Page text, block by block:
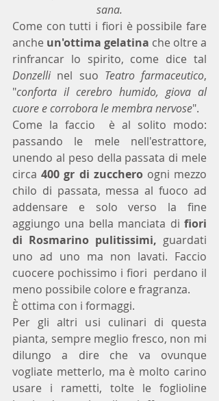
sana.
Come con tutti i fiori è possibile fare
anche un'ottima gelatina che oltre a
Donzelli nel suo Teatro farmaceutico,
"conforta il cerebro humido, giova al
cuore e corrobora le membra nervose".
Come la faccio  è al solito modo:
passando le mele nell'estrattore,
unendo al peso della passata di mele
circa 400 gr di zucchero ogni mezzo
chilo di passata, messa al fuoco ad
addensare e solo verso la fine
aggiungo una bella manciata di fiori
di Rosmarino pulitissimi, guardati
uno ad uno ma non lavati. Faccio
cuocere pochissimo i fiori  perdano il
meno possibile colore e fragranza.
È ottima con i formaggi.
Per gli altri usi culinari di questa
pianta, sempre meglio fresco, non mi
dilungo a dire che va ovunque
vogliate metterlo, ma è molto carino
usare i rametti, tolte le foglioline